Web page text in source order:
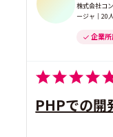
株式会社コ
ージャ｜20
企業
PHPでの開